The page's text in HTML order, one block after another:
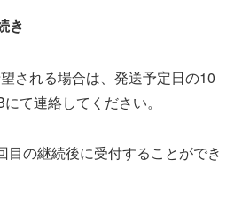
き
される場合は、発送予定日の10
て連絡してください。
目の継続後に受付することができ